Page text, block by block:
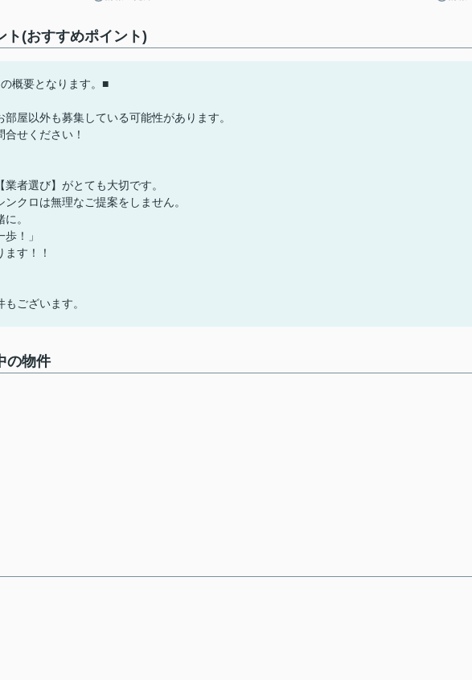
ト(おすすめポイント)
概要となります。■
屋以外も募集している可能性があります。
せください！
者選び】がとても大切です。
クロは無理なご提案をしません。
。
！」
す！！
ございます。
の物件